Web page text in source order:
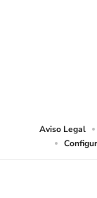
Aviso Legal